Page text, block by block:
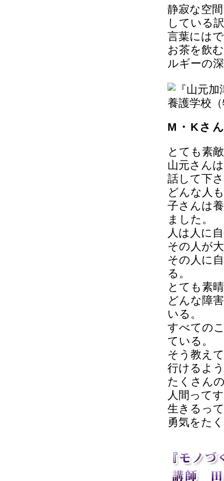
静寂な空
している
言葉には
お茶を飲
ルギーの
M・Kさ
とても素
山元さん
話して下
どんな人
子さんは
ました。
人は人に
その人が
その人に
る。
とても素
どんな障
いる。
すべての
ている。
そう教え
行けるよ
たくさん
人間って
生きるっ
勇気をた